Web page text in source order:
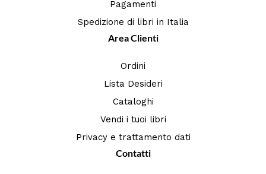
Pagamenti
Spedizione di libri in Italia
Area Clienti
Ordini
Lista Desideri
Cataloghi
Vendi i tuoi libri
Privacy e trattamento dati
Contatti